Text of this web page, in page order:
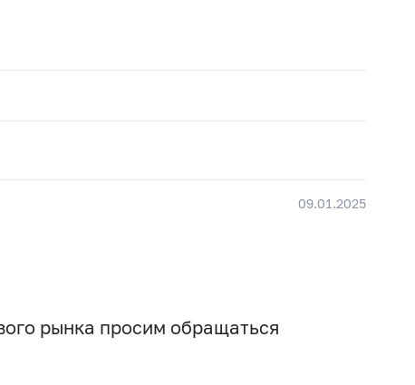
09.01.2025
рынка просим обращаться